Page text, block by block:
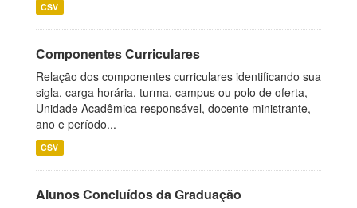
CSV
Componentes Curriculares
Relação dos componentes curriculares identificando sua
sigla, carga horária, turma, campus ou polo de oferta,
Unidade Acadêmica responsável, docente ministrante,
ano e período...
CSV
Alunos Concluídos da Graduação